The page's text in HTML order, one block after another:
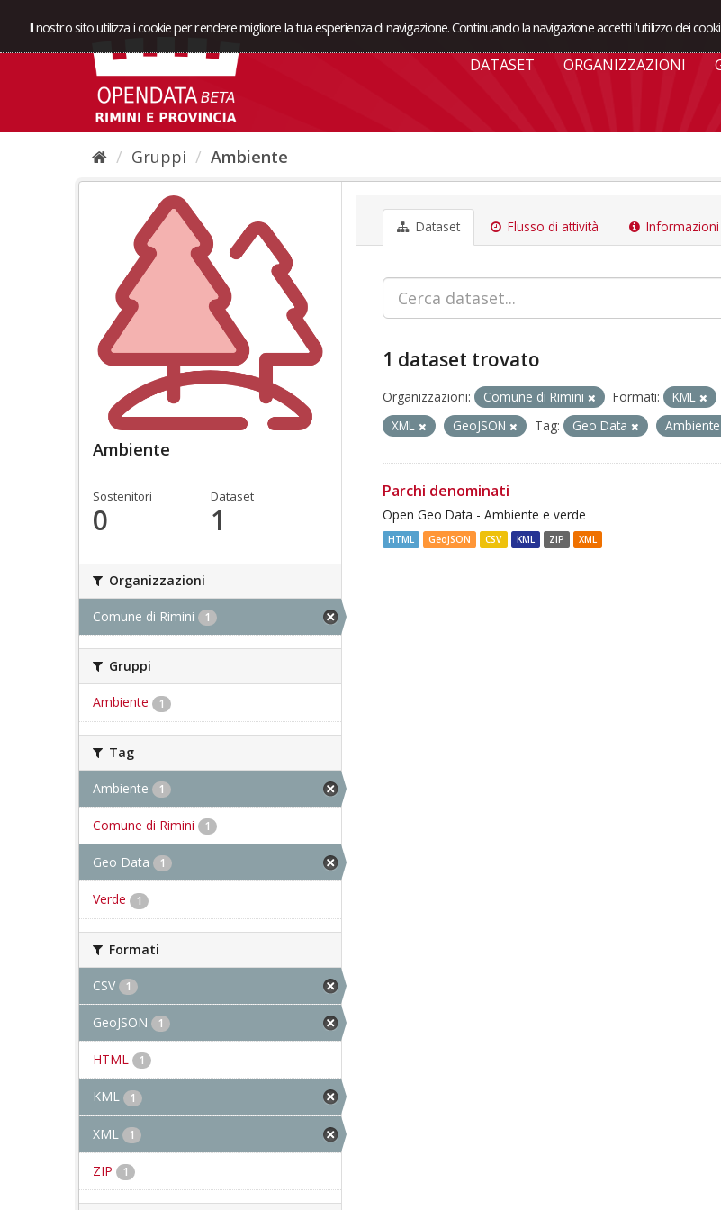
Il nostro sito utilizza i cookie per rendere migliore la tua esperienza di navigazione. Continuando la navigazione accetti l'utilizzo dei
DATASET ORGANIZZAZIONI
Gruppi Ambiente
Ambiente
Sostenitori
0
Dataset
1
Organizzazioni
Comune di Rimini 1
Gruppi
Ambiente 1
Tag
Ambiente 1
Comune di Rimini 1
Geo Data 1
Verde 1
Formati
CSV 1
GeoJSON 1
HTML 1
KML 1
XML 1
ZIP 1
Dataset Flusso di attività Informazioni
1 dataset trovato
Organizzazioni: Comune di Rimini Formati: KML
XML
GeoJSON Tag: Geo Data Ambiente
Parchi denominati
Open Geo Data - Ambiente e verde
HTML GeoJSON CSV KML ZIP XML